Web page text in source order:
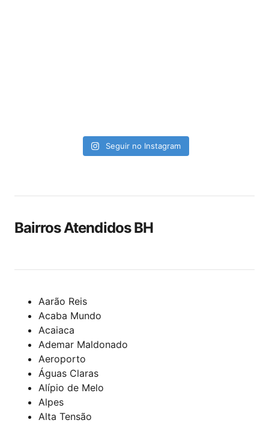
Seguir no Instagram
Bairros Atendidos BH
Aarão Reis
Acaba Mundo
Acaiaca
Ademar Maldonado
Aeroporto
Águas Claras
Alípio de Melo
Alpes
Alta Tensão